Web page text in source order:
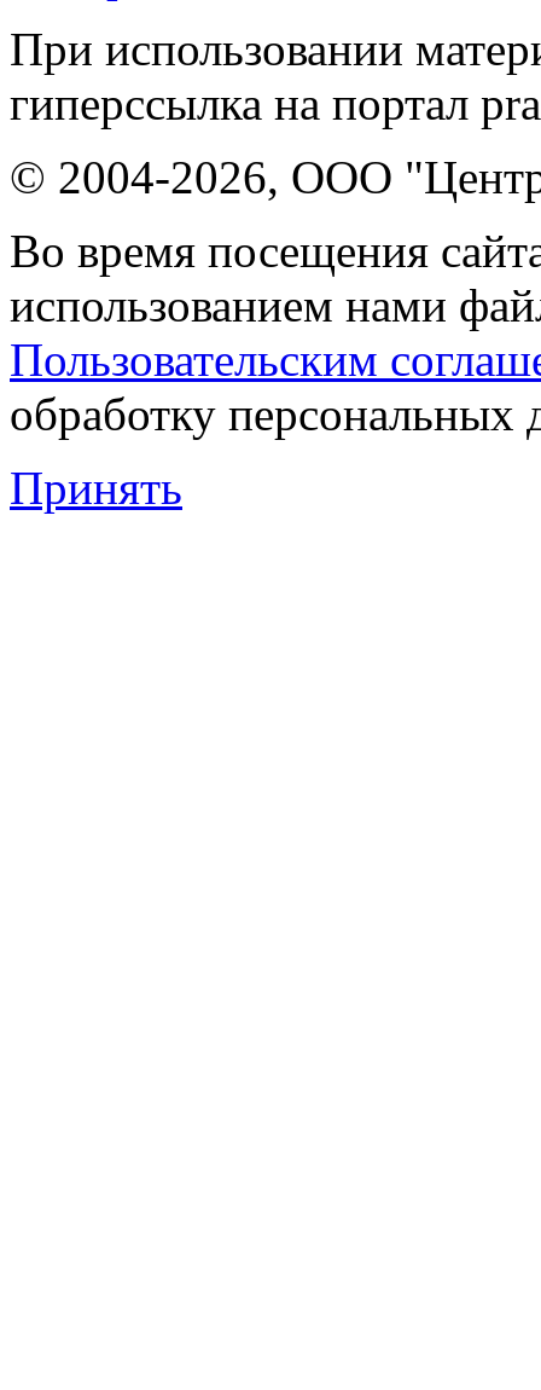
При использовании
гиперссылка на портал
© 2004-2026, ООО "Центр
Во время посещения
использованием нами
Пользовательским
обработку персональных
Принять